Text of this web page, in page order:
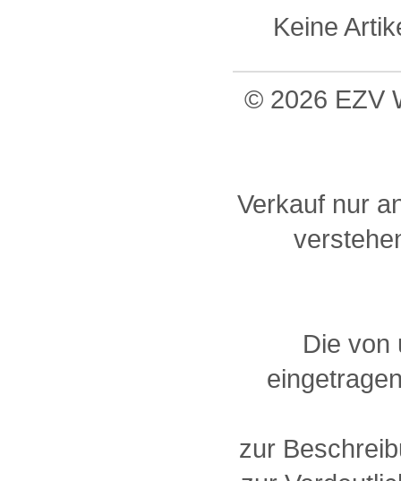
Keine
© 2026 EZV
Verkauf nur
Die von
zur